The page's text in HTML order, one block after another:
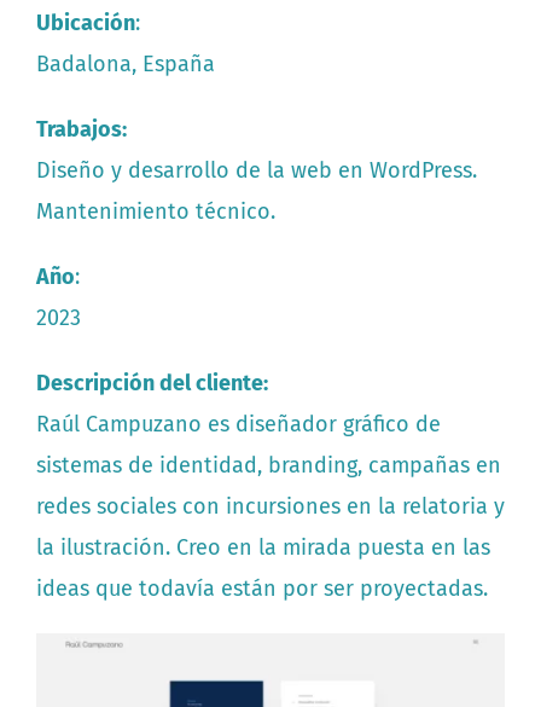
Ubicación:
Badalona, España
Trabajos:
Diseño y desarrollo de la web en WordPress.
Mantenimiento técnico.
Año:
2023
Descripción del cliente:
Raúl Campuzano es diseñador gráfico de
sistemas de identidad, branding, campañas en
redes sociales con incursiones en la relatoria y
la ilustración. Creo en la mirada puesta en las
ideas que todavía están por ser proyectadas.